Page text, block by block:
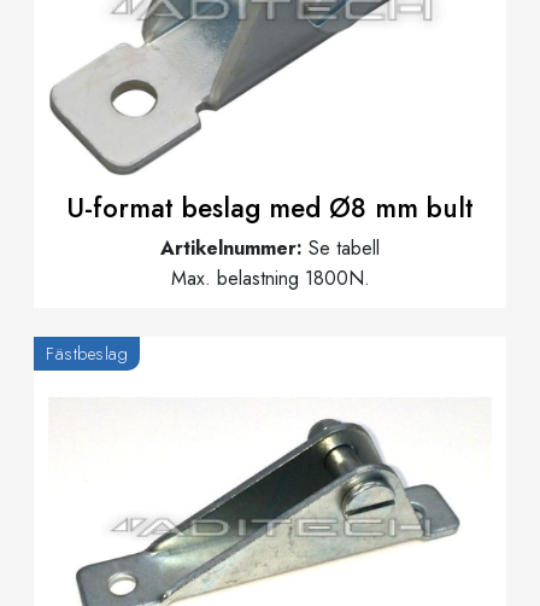
U-format beslag med Ø8 mm bult
Artikelnummer: Se tabell
Max. belastning 1800N.
Fästbeslag